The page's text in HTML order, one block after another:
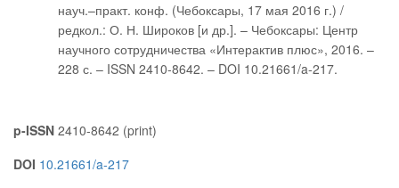
науч.–практ. конф. (Чебоксары, 17 мая 2016 г.) /
редкол.: О. Н. Широков [и др.]. – Чебоксары: Центр
научного сотрудничества «Интерактив плюс», 2016. –
228 с. – ISSN 2410-8642. – DOI 10.21661/a-217.
p-ISSN 2410-8642 (print)
DOI 10.21661/a-217